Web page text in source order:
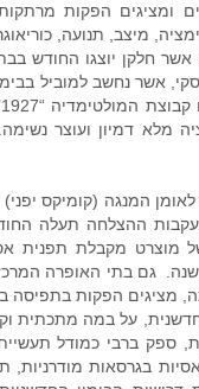
ומציגים הפקות
מיצב, תנועה,
אשר נחשב למוביל
המנגה (קומיקס
ההצלחה תעלה
מוצרט מקבלת תפנית
היצירה שהולחנה לפני כ250 שנה.
מציגים הפקות בתפיסה
על במה מתכתית
ברבי כמודל
בגרסאות מודרניות,